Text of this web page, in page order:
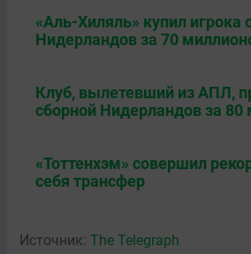
«Аль-Хиляль» купил игрока
Нидерландов за 70
Клуб, вылетевший из АПЛ,
сборной Нидерландов за 80
«Тоттенхэм» совершил
себя трансфер
Источник: The Telegraph